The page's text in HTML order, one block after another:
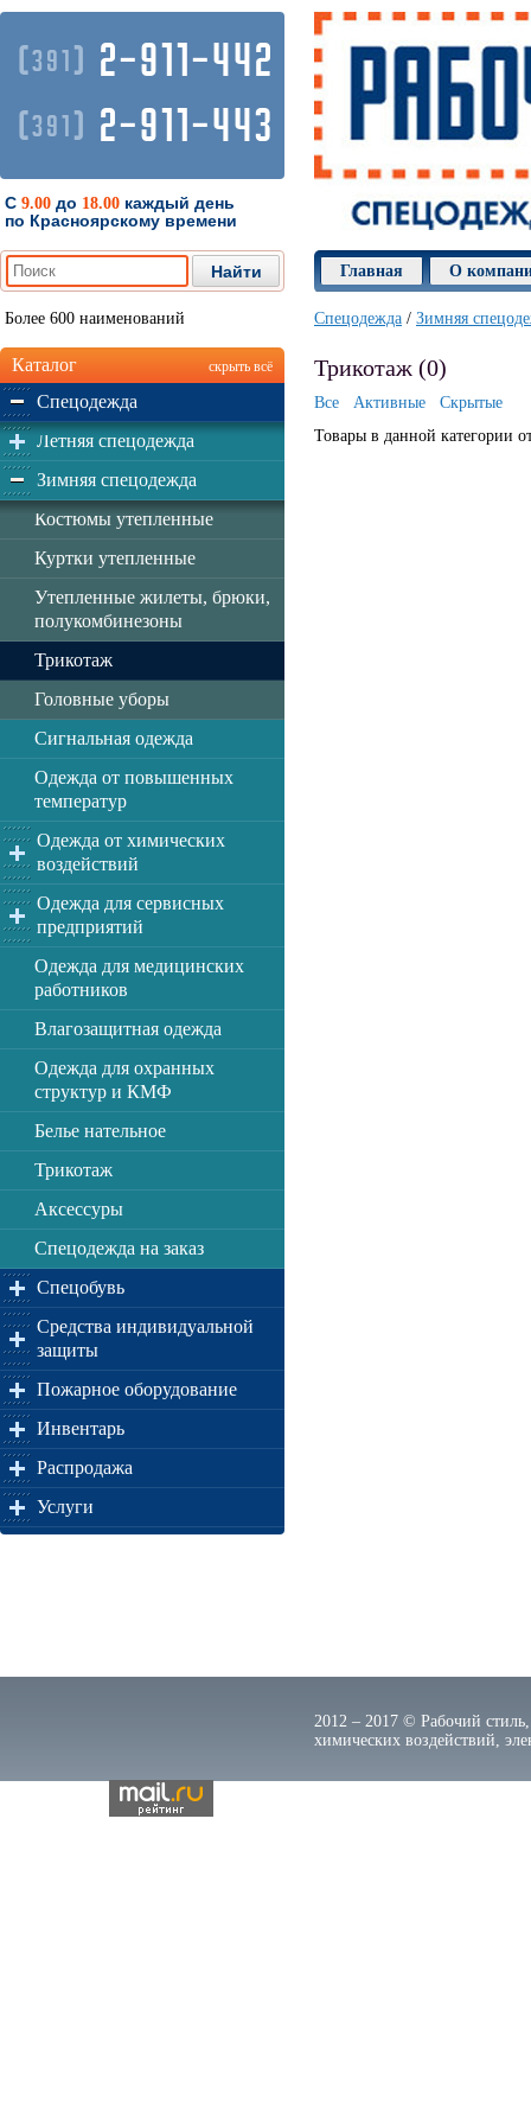
(391) 2-911-442
(391) 2-911-443
С 9.00 до 18.00 каждый день
по Красноярскому времени
Главная О
Более 600 наименований
Каталог скрыть всё
Спецодежда
Летняя спецодежда
Зимняя спецодежда
Костюмы утепленные
Куртки утепленные
Утепленные жилеты, брюки,
полукомбинезоны
Трикотаж
Головные уборы
Сигнальная одежда
Одежда от повышенных
температур
Одежда от химических
воздействий
Одежда для сервисных
предприятий
Одежда для медицинских
работников
Влагозащитная одежда
Одежда для охранных
структур и КМФ
Белье нательное
Трикотаж
Аксессуры
Спецодежда на заказ
Спецобувь
Средства индивидуальной
защиты
Пожарное оборудование
Инвентарь
Распродажа
Услуги
Спецодежда / Зимняя
Трикотаж (0)
Все Активные
Скрытые
Товары в данной категории
2012 – 2017 © Рабочий
химических воздействий,